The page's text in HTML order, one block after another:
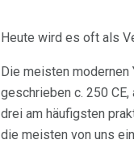
Heute wird es oft als
Die meisten
geschrieben c. 250
drei am häufigsten
die meisten von uns